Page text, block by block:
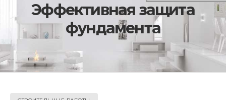
Эффективная защита
фундамента